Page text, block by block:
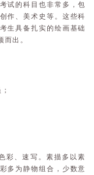
试的科目也非常多，包
作、美术史等。这些科
生具备扎实的绘画基础
而出。
彩、速写。素描多以素
多为静物组合，少数意